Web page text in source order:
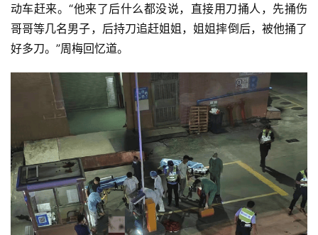
首
页
商
业
消
动车赶来。“他来了后什么都没说，直接用刀捅人，先捅伤
哥哥等几名男子，后持刀追赶姐姐，姐姐摔倒后，被他捅了
好多刀。”周梅回忆道。